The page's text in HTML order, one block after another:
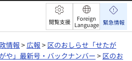
閲覧支援
Foreign
Language 緊急情報
情報 >広報 > 区のおしらせ「せたが
や」最新号・バックナンバー > 区のお